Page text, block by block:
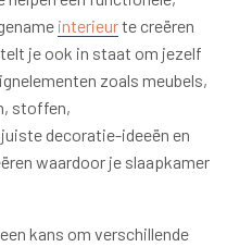
interieurte creëren
je ook in staat om jezelf
zoals meubels,
stoffen,
decoratie-ideeën en
waardoor je slaapkamer
kans om verschillende